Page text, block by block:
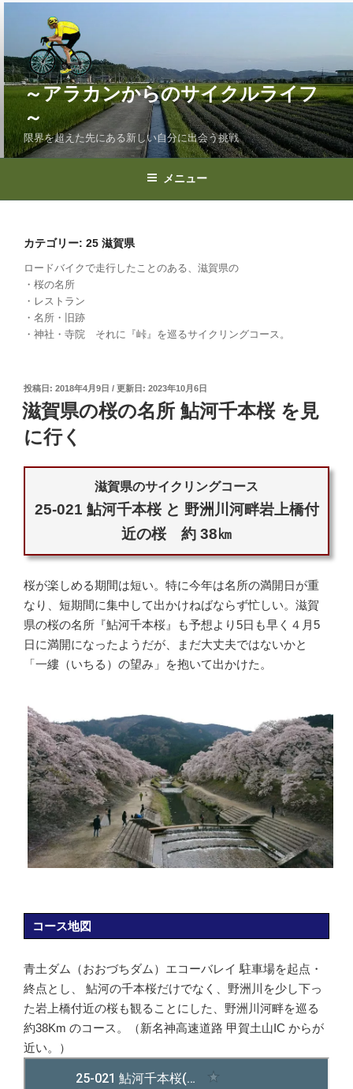
ン
ツ
キ
ッ
～アラカンからのサイクルライフ
～
限界を超えた先にある新しい自分に出会う挑戦
メニュー
カテゴリー: 25 滋賀県
ロードバイクで走行したことのある、滋賀県の
・桜の名所
・レストラン
・名所・旧跡
・神社・寺院 それに『峠』を巡るサイクリングコース。
投
稿
日:
2018年4月9日 2023年10月6日
滋賀県の桜の名所 鮎河千本桜 を見
に行く
滋賀県のサイクリングコース
25-021 鮎河千本桜 と 野洲川河畔岩上橋付
近の桜 約 38㎞
桜が楽しめる期間は短い。特に今年は名所の満開日が重
なり、短期間に集中して出かけねばならず忙しい。滋賀
県の桜の名所『鮎河千本桜』も予想より5日も早く４月5
日に満開になったようだが、まだ大丈夫ではないかと
「一縷（いちる）の望み」を抱いて出かけた。
コース地図
青土ダム（おおづちダム）エコーバレイ 駐車場を起点・
終点とし、 鮎河の千本桜だけでなく、野洲川を少し下っ
た岩上橋付近の桜も観ることにした、野洲川河畔を巡る
約38Km のコース。（新名神高速道路 甲賀土山IC からが
近い。）